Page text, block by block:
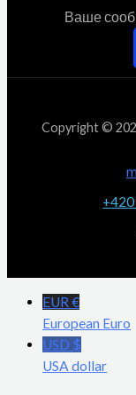
Ваше
Copyright ©
EUR €
European Euro
USD $
USA dollar